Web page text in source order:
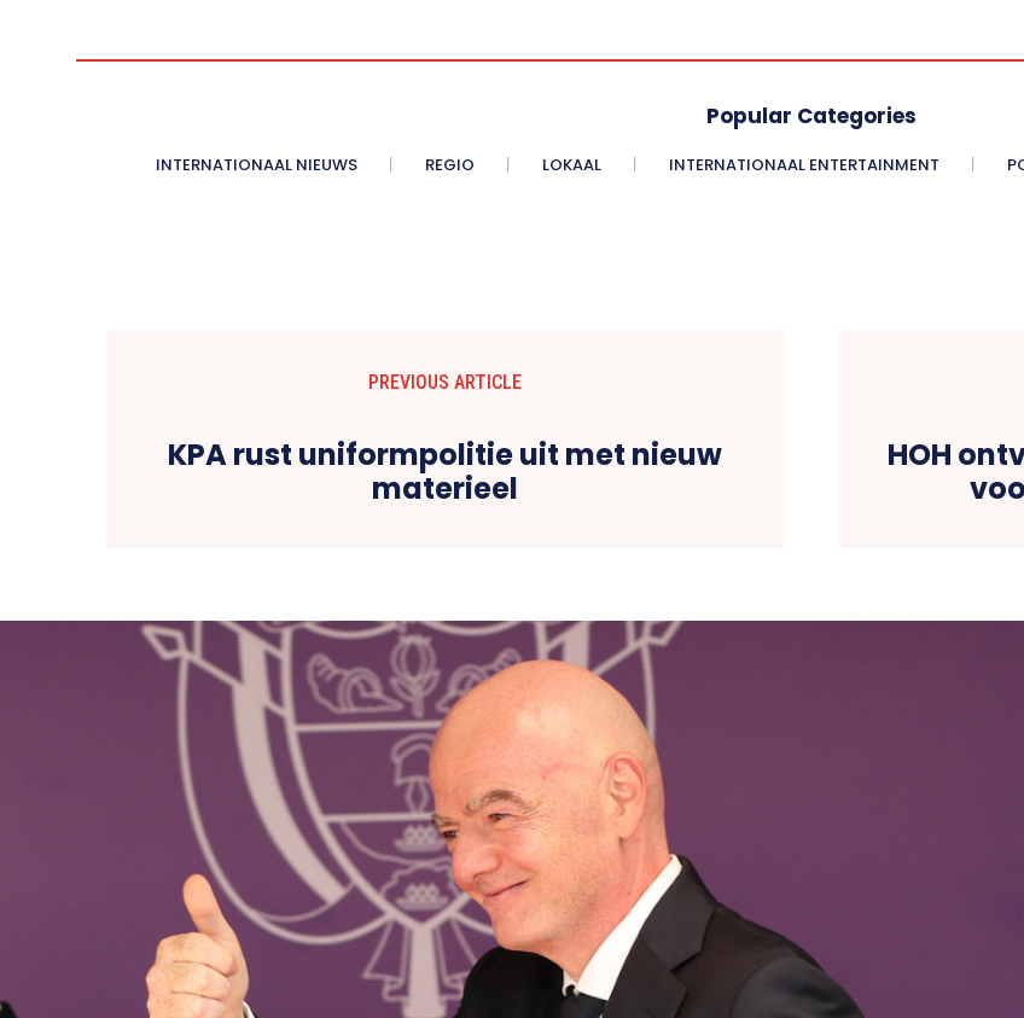
Popular Categories
INTERNATIONAAL NIEUWS REGIO LOKAAL INTERNATIONAAL ENTERTAINMENT
PREVIOUS ARTICLE
KPA rust uniformpolitie uit met nieuw
materieel
HOH